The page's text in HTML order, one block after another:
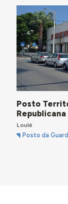
Posto
Republicana
Loulé
Posto da